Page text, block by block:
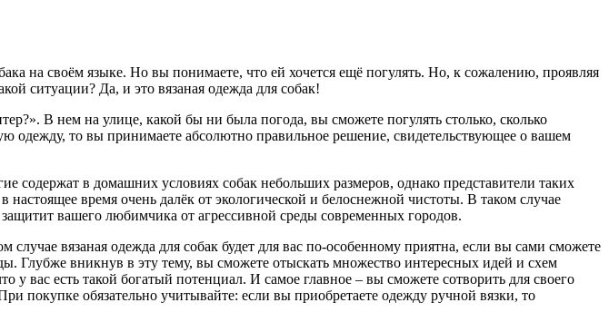
на своём языке. Но вы понимаете, что ей хочется ещё погулять. Но, к сожалению, проявляя
ситуации? Да, и это вязаная одежда для собак!
В нем на улице, какой бы ни была погода, вы сможете погулять столько, сколько
одежду, то вы принимаете абсолютно правильное решение, свидетельствующее о вашем
содержат в домашних условиях собак небольших размеров, однако представители таких
время очень далёк от экологической и белоснежной чистоты. В таком случае
вашего любимчика от агрессивной среды современных городов.
вязаная одежда для собак будет для вас по-особенному приятна, если вы сами сможете
Глубже вникнув в эту тему, вы сможете отыскать множество интересных идей и схем
у вас есть такой богатый потенциал. И самое главное – вы сможете сотворить для своего
обязательно учитывайте: если вы приобретаете одежду ручной вязки, то